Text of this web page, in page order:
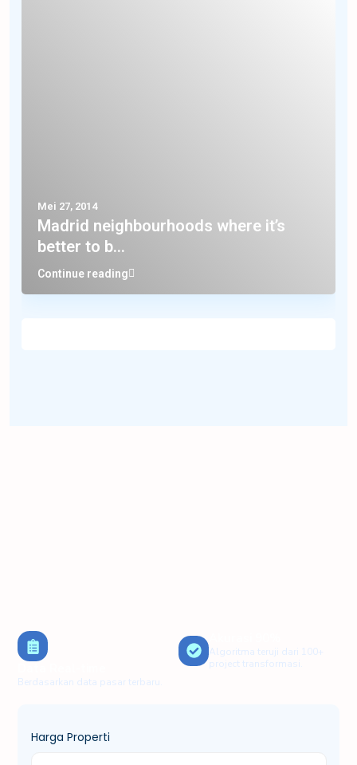
Mei 27, 2014
Madrid neighbourhoods where it’s
better to b...
Continue reading
Berdasarkan data pasar terbaru.
Algoritma teruji dari 100+
project transformasi.
Harga Properti